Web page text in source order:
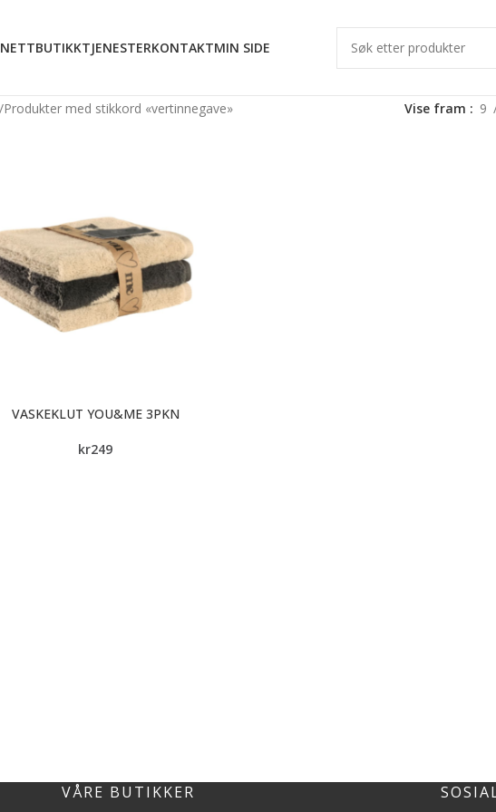
NETTBUTIKKTJENESTERKONTAKTMIN SIDE
Produkter med stikkord «vertinnegave» Vise fram 9
VASKEKLUT YOU&ME 3PKN
kr249
VÅRE BUTIKKER